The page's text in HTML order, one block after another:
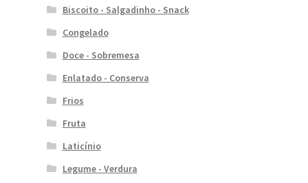
Biscoito - Salgadinho - Snack
Congelado
Doce - Sobremesa
Enlatado - Conserva
Frios
Fruta
Laticínio
Legume - Verdura